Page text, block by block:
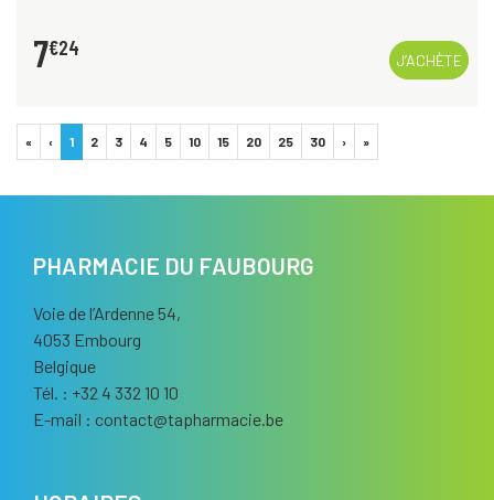
7€24
J’ACHÈTE
« ‹ 1 2 3 4 5 10 15 20 25 30 › »
PHARMACIE DU FAUBOURG
Voie de l’Ardenne 54,
4053 Embourg
Belgique
Tél. : +32 4 332 10 10
E-mail : contact@tapharmacie.be